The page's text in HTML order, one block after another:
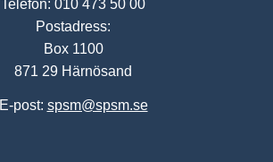
Telefon: 010 473 50 00
Postadress:
Box 1100
871 29 Härnösand
E-post: spsm@spsm.se